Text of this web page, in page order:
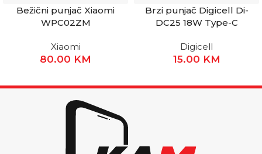
Bežični punjač Xiaomi
WPC02ZM
Xiaomi
80.00 KM
Brzi punjač Digicell Di-
DC25 18W Type-C
Digicell
15.00 KM